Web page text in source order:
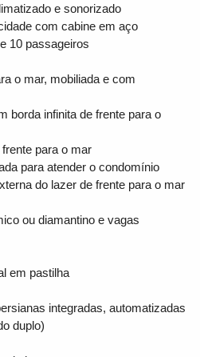
e sonorizado
com cabine em aço
10 passageiros
o mar, mobiliada e com
borda infinita de frente para o
para o mar
para atender o condomínio
do lazer de frente para o mar
ou diamantino e vagas
em pastilha
integradas, automatizadas
duplo)